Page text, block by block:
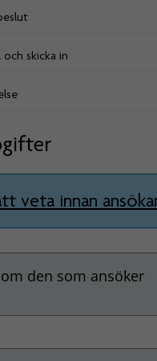
och skicka in
veta innan
den som ansöker